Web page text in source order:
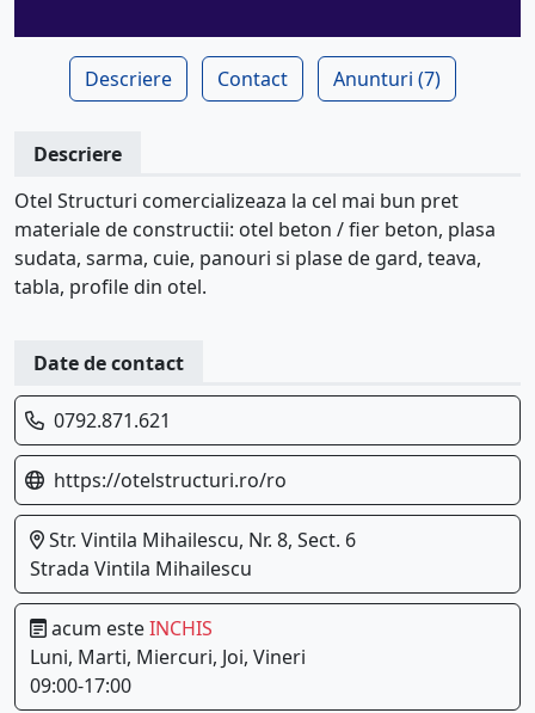
Descriere Contact Anunturi (7)
Descriere
Otel Structuri comercializeaza la cel mai bun pret
materiale de constructii: otel beton / fier beton, plasa
sudata, sarma, cuie, panouri si plase de gard, teava,
tabla, profile din otel.
Date de contact
0792.871.621
https://otelstructuri.ro/ro
Str. Vintila Mihailescu, Nr. 8, Sect. 6
Strada Vintila Mihailescu
acum esteINCHIS
Luni, Marti, Miercuri, Joi, Vineri
09:00-17:00